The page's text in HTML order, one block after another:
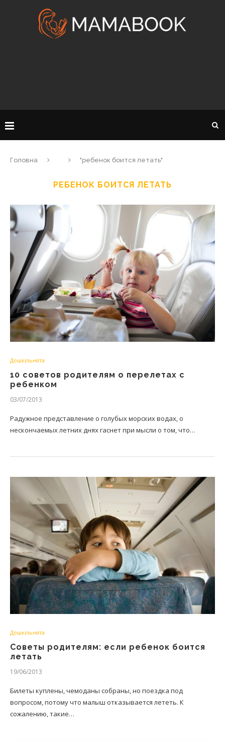
Головна "ребенок боится летать"
РЕБЕНОК БОИТСЯ ЛЕТАТЬ
Дошкільнята
10 советов родителям о перелетах с
ребенком
03/07/2013
Радужное представление о голубых морских водах, о
нескончаемых летних днях гаснет при мысли о том, что…
Дошкільнята
Советы родителям: если ребенок боится
летать
19/06/2013
Билеты куплены, чемоданы собраны, но поездка под
вопросом, потому что малыш отказывается лететь. К
сожалению, такие…